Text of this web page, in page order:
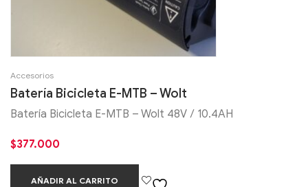
Accesorios
Batería Bicicleta E-MTB – Wolt
Batería Bicicleta E-MTB – Wolt 48V / 10.4AH
$377.000
AÑADIR AL CARRITO